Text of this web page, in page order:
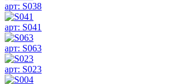
арт: S038
арт: S041
арт: S063
арт: S023